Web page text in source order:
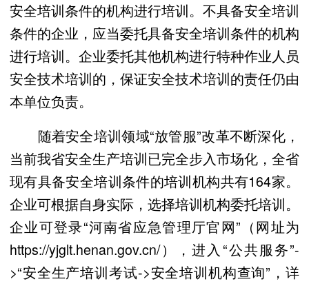
安全培训条件的机构进行培训。不具备安全培训
条件的企业，应当委托具备安全培训条件的机构
进行培训。企业委托其他机构进行特种作业人员
安全技术培训的，保证安全技术培训的责任仍由
本单位负责。
随着安全培训领域“放管服”改革不断深化，
当前我省安全生产培训已完全步入市场化，全省
现有具备安全培训条件的培训机构共有164家。
企业可根据自身实际，选择培训机构委托培训。
企业可登录“河南省应急管理厅官网”（网址为
https://yjglt.henan.gov.cn/），进入“公共服务”-
>“安全生产培训考试->安全培训机构查询”，详